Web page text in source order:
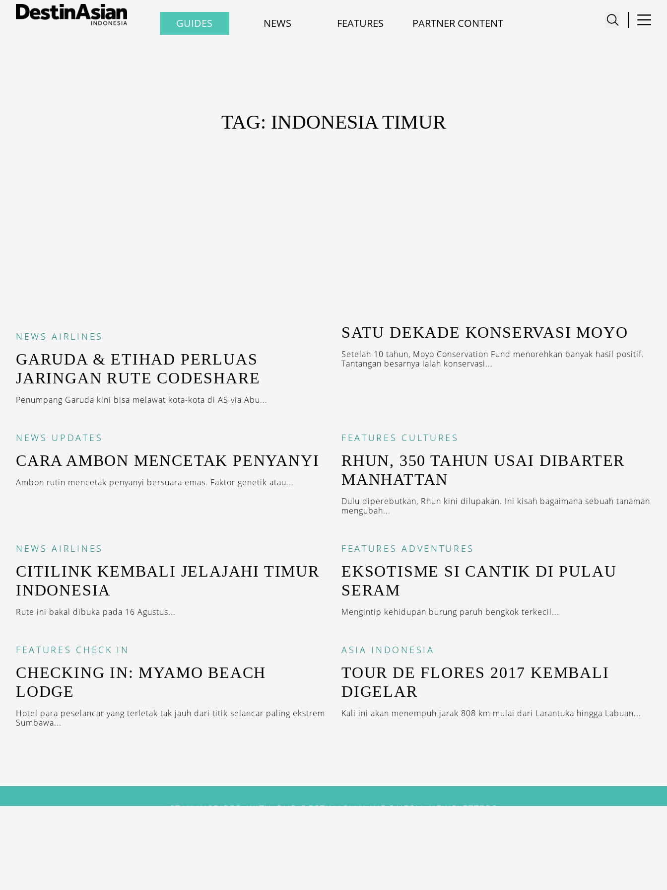
GUIDES NEWS FEATURES PARTNER CONTENT
TAG: INDONESIA TIMUR
NEWS AIRLINES
GARUDA & ETIHAD PERLUAS
JARINGAN RUTE CODESHARE
Penumpang Garuda kini bisa melawat kota-kota di AS via Abu...
SATU DEKADE KONSERVASI MOYO
Setelah 10 tahun, Moyo Conservation Fund menorehkan banyak hasil positif.
Tantangan besarnya ialah konservasi...
NEWS UPDATES
CARA AMBON MENCETAK PENYANYI
Ambon rutin mencetak penyanyi bersuara emas. Faktor genetik atau...
FEATURES CULTURES
RHUN, 350 TAHUN USAI DIBARTER
MANHATTAN
Dulu diperebutkan, Rhun kini dilupakan. Ini kisah bagaimana sebuah tanaman
mengubah...
NEWS AIRLINES
CITILINK KEMBALI JELAJAHI TIMUR
INDONESIA
Rute ini bakal dibuka pada 16 Agustus...
FEATURES ADVENTURES
EKSOTISME SI CANTIK DI PULAU
SERAM
Mengintip kehidupan burung paruh bengkok terkecil...
FEATURES CHECK IN
CHECKING IN: MYAMO BEACH
LODGE
Hotel para peselancar yang terletak tak jauh dari titik selancar paling ekstrem
Sumbawa...
ASIA INDONESIA
TOUR DE FLORES 2017 KEMBALI
DIGELAR
Kali ini akan menempuh jarak 808 km mulai dari Larantuka hingga Labuan...
STAY INSPIRED WITH OUR DESTINASIAN INDONESIA NEWSLETTERS